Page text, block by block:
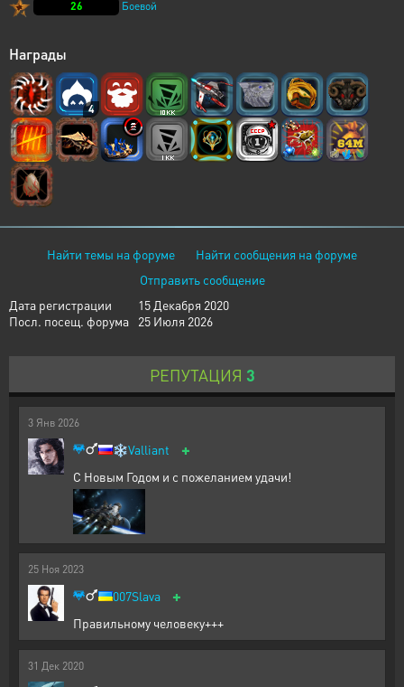
26
Боевой
Награды
4
Найти темы на форуме
Найти сообщения на форуме
Отправить сообщение
Дата регистрации
15 Декабря 2020
Посл. посещ. форума
25 Июля 2026
РЕПУТАЦИЯ 3
3 Янв 2026
❄️Valliant +
С Новым Годом и с пожеланием удачи!
25 Ноя 2023
007Slava +
Правильному человеку+++
31 Дек 2020